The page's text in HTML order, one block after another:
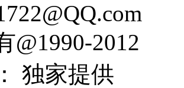
@1990-2012
独家提供